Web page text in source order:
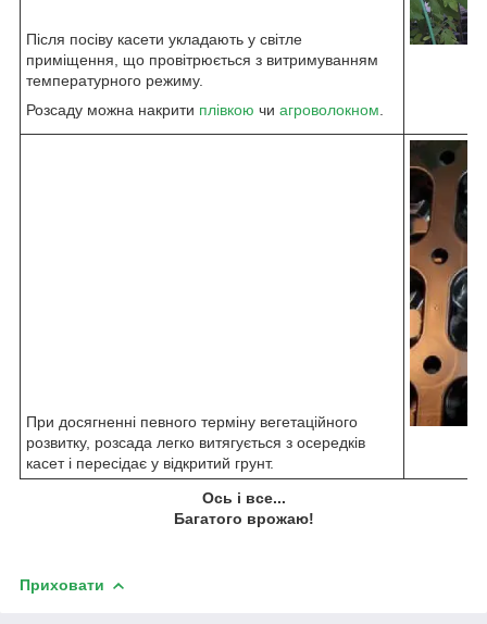
Після посіву касети укладають у світле
приміщення, що провітрюється з витримуванням
температурного режиму.
Розсаду можна накрити плівкою чи агроволокном
При досягненні певного терміну вегетаційного
розвитку, розсада легко витягується з осередків
касет і пересідає у відкритий грунт.
Ось і все...
Багатого врожаю!
Приховати